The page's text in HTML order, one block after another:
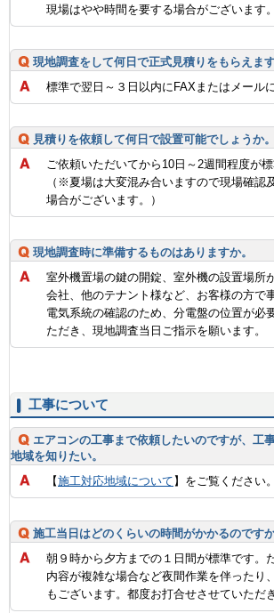
現場はやや時間を要する場合がございます。
現地調査をして何日で正式見積りをもらえます
標準で翌日～３日以内にFAXまたはメール
見積りを依頼して何日で設置可能でしょうか。
ご依頼いただいてから10日～2週間程度が標
（※夏場は大変混み合いますので現場確認
場合がございます。）
現地調査時に準備するものはありますか。
室外機置場の鍵の開錠、室外機の設置場所
会社、他のテナント様など、お客様の方で
電気系統の確認のため、分電盤の位置が必
ただき、現地調査当日ご指示を願います。
工事について
エアコンの工事まで依頼したいのですが、工
地域を知りたい。
【施工対応地域について】をご覧ください。
施工当日はどのくらいの時間がかかるのですか
朝９時から夕方までの１日間が標準です。
内容が複雑な場合など夜間作業を伴ったり
もございます。都度お打合せさせていただ